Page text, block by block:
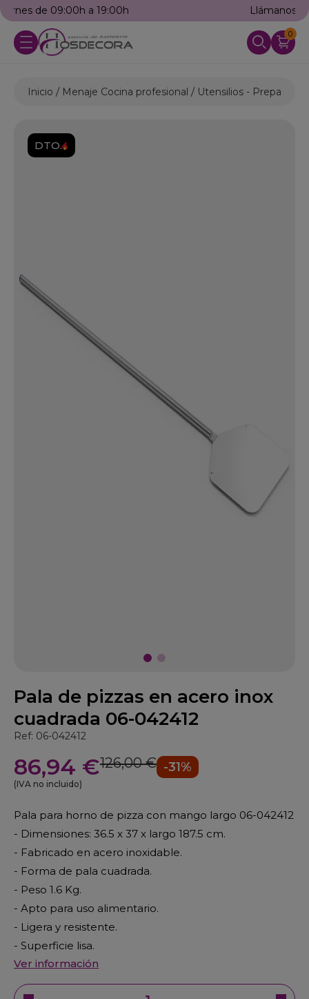
Llámanos: 976 25 59 91
0
Inicio Menaje Cocina profesional Utensilios - Preparación
DTO.
Pala de pizzas en acero inox
cuadrada 06-042412
Ref: 06-042412
86,94 €126,00 € -31%
(IVA no incluido)
Pala para horno de pizza con mango largo 06-042412
- Dimensiones: 36.5 x 37 x largo 187.5 cm.
- Fabricado en acero inoxidable.
- Forma de pala cuadrada.
- Peso 1.6 Kg.
- Apto para uso alimentario.
- Ligera y resistente.
- Superficie lisa.
Ver información